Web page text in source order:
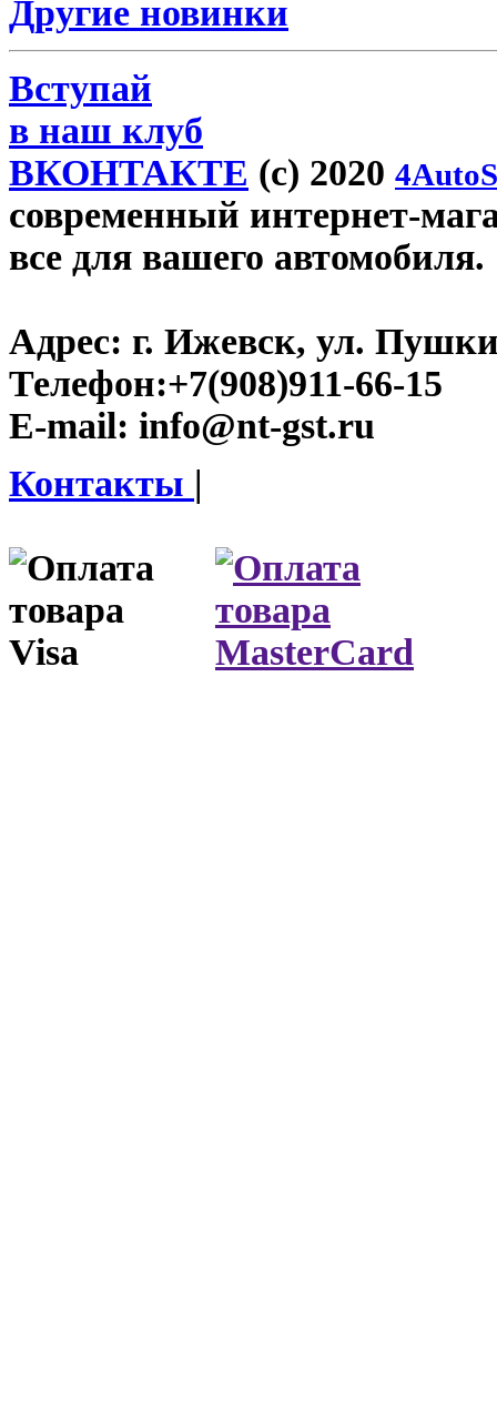
Другие новинки
Вступай
в наш клуб
ВКОНТАКТЕ (c) 2020
современный интернет-
все для вашего автомобиля.
Адрес: г. Ижевск, ул.
Телефон:+7(908)911-66-15
E-mail: info@nt-gst.ru
Контакты |